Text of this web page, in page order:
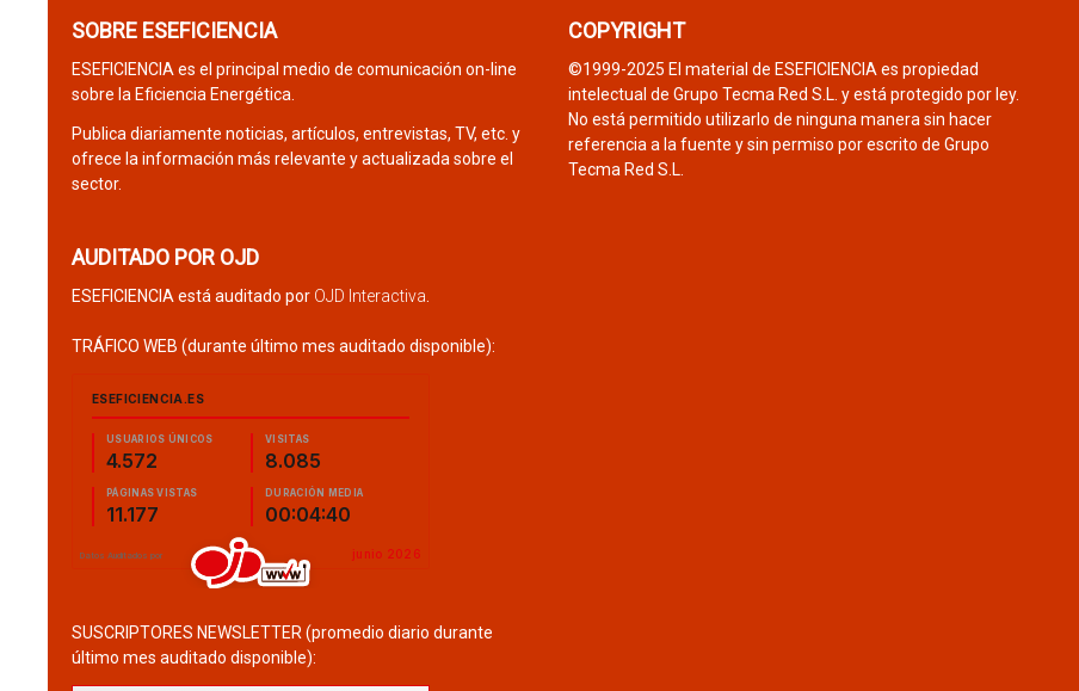
SOBRE ESEFICIENCIA
ESEFICIENCIA es el principal medio de comunicación on-line
sobre la Eficiencia Energética.
Publica diariamente noticias, artículos, entrevistas, TV, etc. y
ofrece la información más relevante y actualizada sobre el
sector.
AUDITADO POR OJD
ESEFICIENCIA está auditado por OJD Interactiva
TRÁFICO WEB (durante último mes auditado disponible):
SUSCRIPTORES NEWSLETTER (promedio diario durante
último mes auditado disponible):
COPYRIGHT
©1999-2025 El material de ESEFICIENCIA es propiedad
intelectual de Grupo Tecma Red S.L. y está protegido por ley.
No está permitido utilizarlo de ninguna manera sin hacer
referencia a la fuente y sin permiso por escrito de Grupo
Tecma Red S.L.